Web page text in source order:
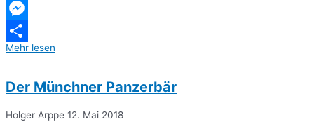
Telegram
Messenger
Teilen
Mehr lesen
Der Münchner Panzerbär
Holger Arppe 12. Mai 2018